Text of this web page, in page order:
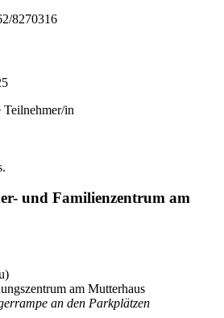
8270316
in
und Familienzentrum am
am Mutterhaus
an den Parkplätzen